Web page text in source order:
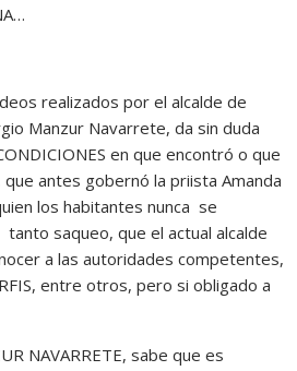
realizados por el alcalde de
Manzur Navarrete, da sin duda
en que encontró o que
antes gobernó la priista Amanda
los habitantes nunca se
saqueo, que el actual alcalde
a las autoridades competentes,
entre otros, pero si obligado a
NAVARRETE, sabe que es